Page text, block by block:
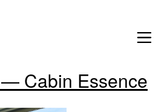
Cabin Essence